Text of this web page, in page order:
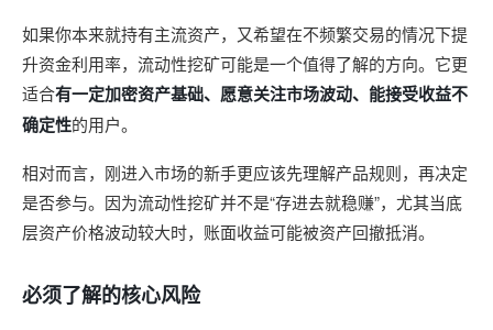
如果你本来就持有主流资产，又希望在不频繁交易的情况下提
升资金利用率，流动性挖矿可能是一个值得了解的方向。它更
适合有一定加密资产基础、愿意关注市场波动、能接受收益不
确定性的用户。
相对而言，刚进入市场的新手更应该先理解产品规则，再决定
是否参与。因为流动性挖矿并不是“存进去就稳赚”，尤其当底
层资产价格波动较大时，账面收益可能被资产回撤抵消。
必须了解的核心风险